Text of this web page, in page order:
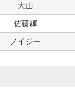
大山
佐藤輝
ノイジー